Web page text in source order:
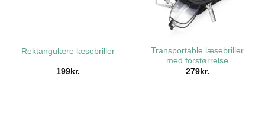
Rektangulære læsebriller
199kr.
Transportable læsebriller
med forstørrelse
279kr.